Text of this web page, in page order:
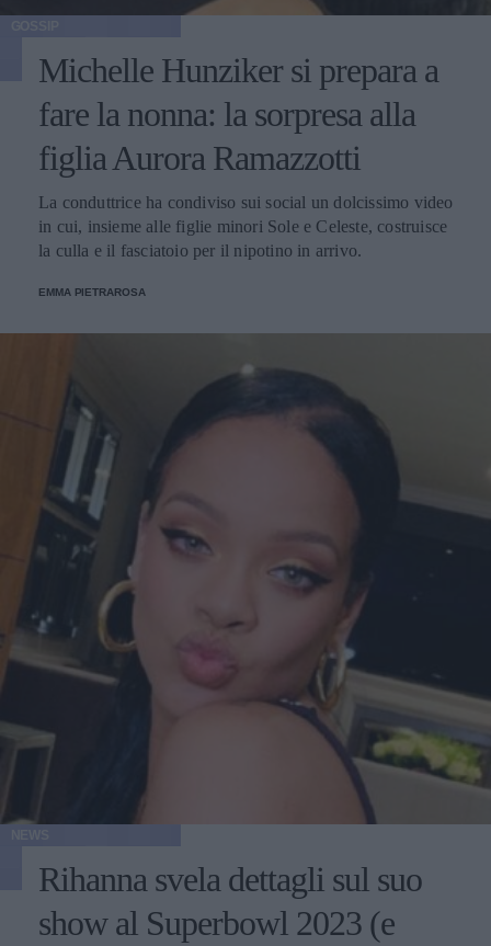
Michelle Hunziker si prepara a
fare la nonna: la sorpresa alla
figlia Aurora Ramazzotti
La conduttrice ha condiviso sui social un dolcissimo video
in cui, insieme alle figlie minori Sole e Celeste, costruisce
la culla e il fasciatoio per il nipotino in arrivo.
EMMA PIETRAROSA
Rihanna svela dettagli sul suo
show al Superbowl 2023 (e